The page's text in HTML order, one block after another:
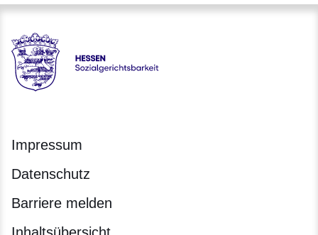
Hessen - Sozialgerichtsbarkeit Hessen
Impressum
Datenschutz
Barriere melden